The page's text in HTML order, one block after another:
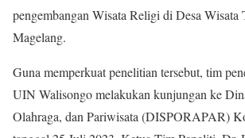
pengembangan Wisata Religi di Desa
Magelang.
Guna memperkuat penelitian tersebut, tim
UIN Walisongo melakukan kunjungan ke
Olahraga, dan Pariwisata (DISPORAPAR)